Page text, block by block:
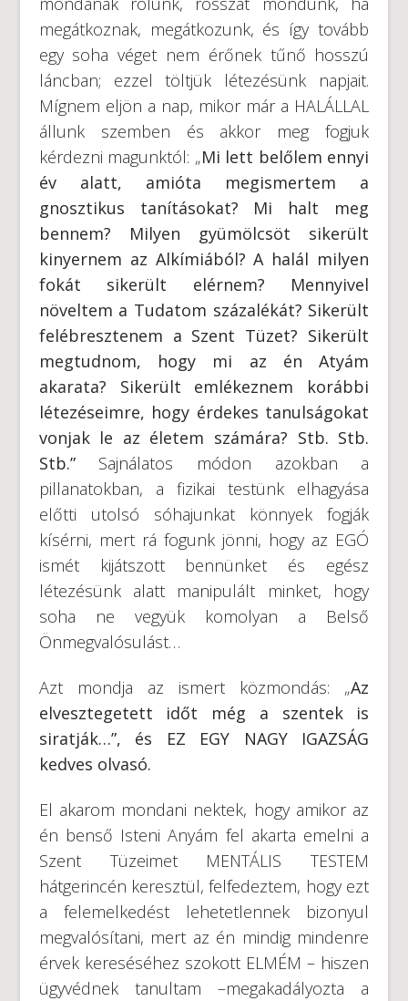
megátkoznak, megátkozunk, és így tovább
egy soha véget nem érőnek tűnő hosszú
láncban; ezzel töltjük létezésünk napjait.
Mígnem eljön a nap, mikor már a HALÁLLAL
állunk szemben és akkor meg fogjuk
kérdezni magunktól: „Mi lett belőlem ennyi
év alatt, amióta megismertem a
gnosztikus tanításokat? Mi halt meg
bennem? Milyen gyümölcsöt sikerült
kinyernem az Alkímiából? A halál milyen
fokát sikerült elérnem? Mennyivel
növeltem a Tudatom százalékát? Sikerült
felébresztenem a Szent Tüzet? Sikerült
megtudnom, hogy mi az én Atyám
akarata? Sikerült emlékeznem korábbi
létezéseimre, hogy érdekes tanulságokat
vonjak le az életem számára? Stb. Stb.
Stb.”Sajnálatos módon azokban a
pillanatokban, a fizikai testünk elhagyása
előtti utolsó sóhajunkat könnyek fogják
kísérni, mert rá fogunk jönni, hogy az EGÓ
ismét kijátszott bennünket és egész
létezésünk alatt manipulált minket, hogy
soha ne vegyük komolyan a Belső
Önmegvalósulást…
Azt mondja az ismert közmondás: „Az
elvesztegetett időt még a szentek is
siratják…”, és EZ EGY NAGY IGAZSÁG
kedves olvasó.
El akarom mondani nektek, hogy amikor az
én benső Isteni Anyám fel akarta emelni a
Szent Tüzeimet MENTÁLIS TESTEM
hátgerincén keresztül, felfedeztem, hogy ezt
a felemelkedést lehetetlennek bizonyul
megvalósítani, mert az én mindig mindenre
érvek kereséséhez szokott ELMÉM – hiszen
ügyvédnek tanultam –megakadályozta a